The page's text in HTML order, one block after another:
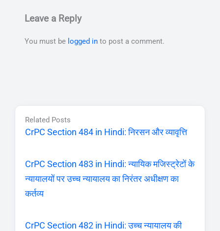
Leave a Reply
You must be logged in to post a comment.
Related Posts
CrPC Section 484 in Hindi: निरसन और व्यावृत्ति
CrPC Section 483 in Hindi: न्यायिक मजिस्ट्रेटों के
न्यायालयों पर उच्च न्यायालय का निरंतर अधीक्षण का
कर्तव्य
CrPC Section 482 in Hindi: उच्च न्यायालय की